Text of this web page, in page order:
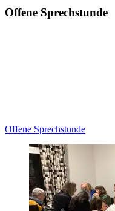
Offene Sprechstunde
Offene Sprechstunde